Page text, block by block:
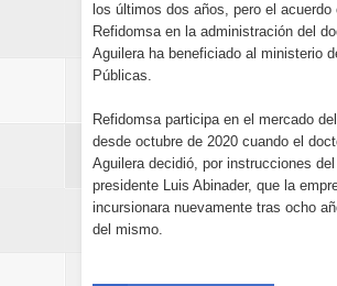
los últimos dos años, pero el acuerdo
Refidomsa en la administración del
Aguilera ha beneficiado al ministerio
Públicas.
Refidomsa participa en el mercado
desde octubre de 2020 cuando el
Aguilera decidió, por instrucciones del
presidente Luis Abinader, que la
incursionara nuevamente tras ocho
del mismo.